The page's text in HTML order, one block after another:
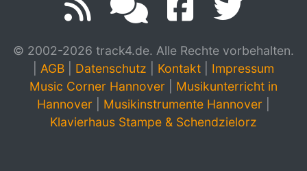
© 2002-2026 track4.de. Alle Rechte vorbehalten.
AGB Datenschutz Kontakt
Impressum
Music Corner Hannover
Musikunterricht in
Hannover
Musikinstrumente Hannover
Klavierhaus Stampe & Schendzielorz